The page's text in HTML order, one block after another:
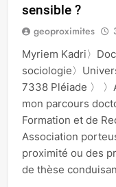
sensible ?
geoproximites
Myriem Kadri〉
sociologie〉
7338 Pléiade 〉
mon parcours
Formation et de
Association
proximité ou des
de thèse